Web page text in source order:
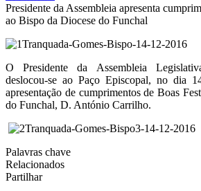
Presidente da Assembleia apresenta
ao Bispo da Diocese do Funchal
O Presidente da Assembleia
deslocou-se ao Paço Episcopal, no dia
apresentação de cumprimentos de Boas
do Funchal, D. António Carrilho.
Palavras chave
Relacionados
Partilhar